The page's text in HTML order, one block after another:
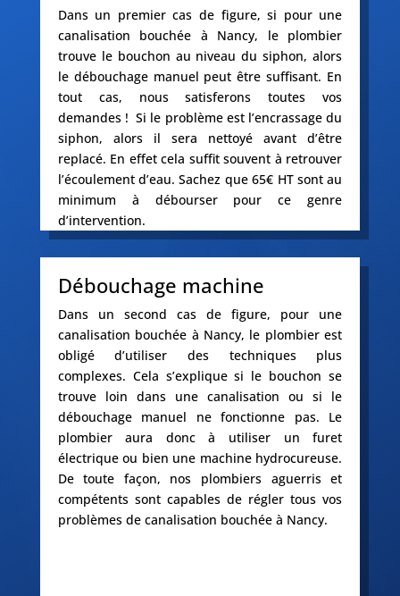
Dans un premier cas de figure, si pour une
canalisation bouchée à Nancy, le plombier
trouve le bouchon au niveau du siphon, alors
le débouchage manuel peut être suffisant. En
tout cas, nous satisferons toutes vos
demandes ! Si le problème est l’encrassage du
siphon, alors il sera nettoyé avant d’être
replacé. En effet cela suffit souvent à retrouver
l’écoulement d’eau. Sachez que 65€ HT sont au
minimum à débourser pour ce genre
d’intervention.
Débouchage machine
Dans un second cas de figure, pour une
canalisation bouchée à Nancy, le plombier est
obligé d’utiliser des techniques plus
complexes. Cela s’explique si le bouchon se
trouve loin dans une canalisation ou si le
débouchage manuel ne fonctionne pas. Le
plombier aura donc à utiliser un furet
électrique ou bien une machine hydrocureuse.
De toute façon, nos plombiers aguerris et
compétents sont capables de régler tous vos
problèmes de canalisation bouchée à Nancy.